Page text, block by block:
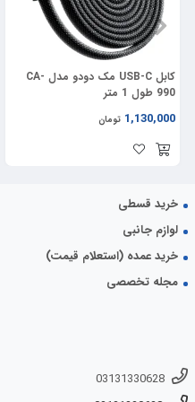
دارای تراشه هوشمند مستقل و جداگانه
طراحی بسیار کوچک و قابل حمل
بهترین وسیله برای بکاپ گیری از فایل های
قابلیت اتصال به انواع هارد دیسک،
طراحی فوق العاده شیک و زیبا بدنه از
حداکثر شدت جریان خروجی 3 آمپر 60 واتی
سازگاری کامل با سیستم عامل اندروید و IOS ورژن 13 به بالا
کابل USB-C مک دودو مدل CA-
990 طول 1 متر
1,130,000 تومان
خرید قسطی
لوازم جانبی
خرید عمده (استعلام قیمت)
مجله تخصصی
03131330628